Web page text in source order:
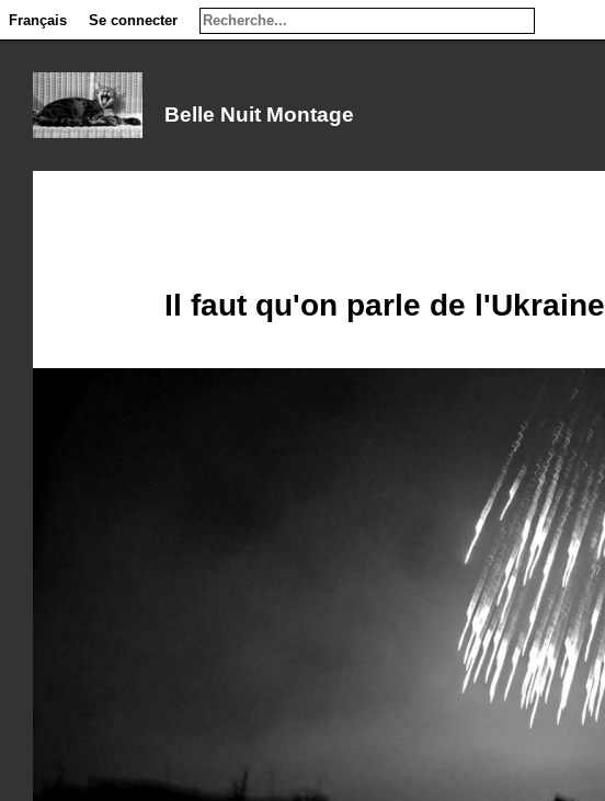
Belle Nuit Montage
Il faut qu'on parle de l'Ukraine
Français Se connecter
Français Se connecter